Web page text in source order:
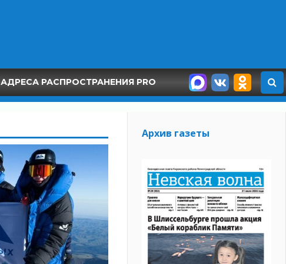
АДРЕСА РАСПРОСТРАНЕНИЯ PRO
Архив газеты